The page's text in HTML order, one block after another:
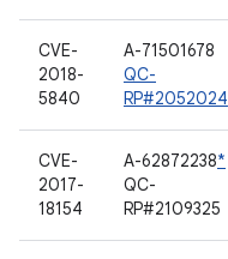
CVE-
2018-
5840
A-71501678
QC-
RP#2052024
CVE-
2017-
18154
A-62872238*
QC-
RP#2109325